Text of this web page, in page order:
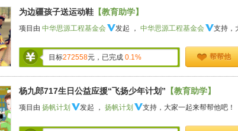
北京 上海 广州 成都 深圳 南京
为边疆孩子送运动鞋 【教育助学】
项目由 中华思源工程基金会 发起 ， 中华思源工程基金会 支持，
目标272558元，已完成 0.1% 帮帮他
杨九郎717生日公益应援“飞扬少年计划” 【教育助学】
项目由 扬帆计划 发起 ， 扬帆计划 支持，大家一起来帮帮他吧！